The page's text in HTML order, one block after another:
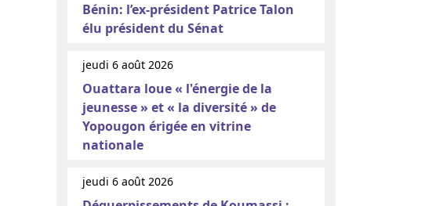
Bénin: l’ex-président Patrice Talon
élu président du Sénat
jeudi 6 août 2026
Ouattara loue « l'énergie de la
jeunesse » et « la diversité » de
Yopougon érigée en vitrine
nationale
jeudi 6 août 2026